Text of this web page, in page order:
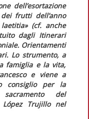
dell’esortazione
frutti dell’anno
» (cf. anche
dagli Itinerari
Orientamenti
Lo strumento, a
famiglia e la vita,
e viene a
consiglio per la
del
Trujillo nel